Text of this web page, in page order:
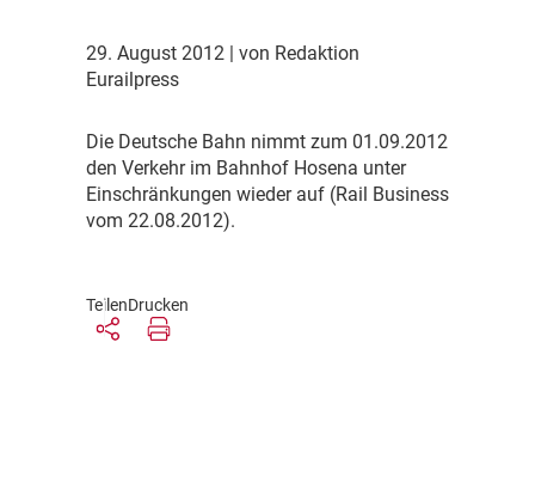
29. August 2012
| von Redaktion
Eurailpress
Die Deutsche Bahn nimmt zum 01.09.2012
den Verkehr im Bahnhof Hosena unter
Einschränkungen wieder auf (Rail Business
vom 22.08.2012).
TeilenDrucken